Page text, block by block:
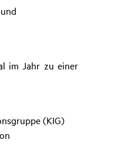
im Jahr zu einer
(KIG)